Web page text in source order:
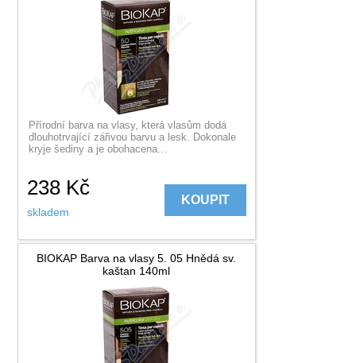
Přírodní barva na vlasy, která vlasům dodá
dlouhotrvající zářivou barvu a lesk. Dokonale
kryje šediny a je obohacena...
238 Kč
skladem
KOUPIT
BIOKAP Barva na vlasy 5. 05 Hnědá sv.
kaštan 140ml